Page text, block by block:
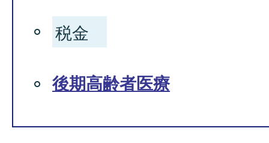
税金
後期高齢者医療